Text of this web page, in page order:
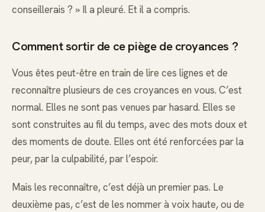
conseillerais ? » Il a pleuré. Et il a compris.
Comment sortir de ce piège de croyances ?
Vous êtes peut-être en train de lire ces lignes et de
reconnaître plusieurs de ces croyances en vous. C’est
normal. Elles ne sont pas venues par hasard. Elles se
sont construites au fil du temps, avec des mots doux et
des moments de doute. Elles ont été renforcées par la
peur, par la culpabilité, par l’espoir.
Mais les reconnaître, c’est déjà un premier pas. Le
deuxième pas, c’est de les nommer à voix haute, ou de